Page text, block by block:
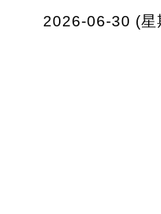
2026-06-30 (星